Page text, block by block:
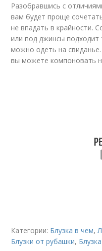
Разобравшись с
вам будет проще
не впадать в крайности.
или под джинсы подходит
можно одеть на свиданье.
вы можете компоновать
Категории: Блузка в чем,
Блузки от рубашки,